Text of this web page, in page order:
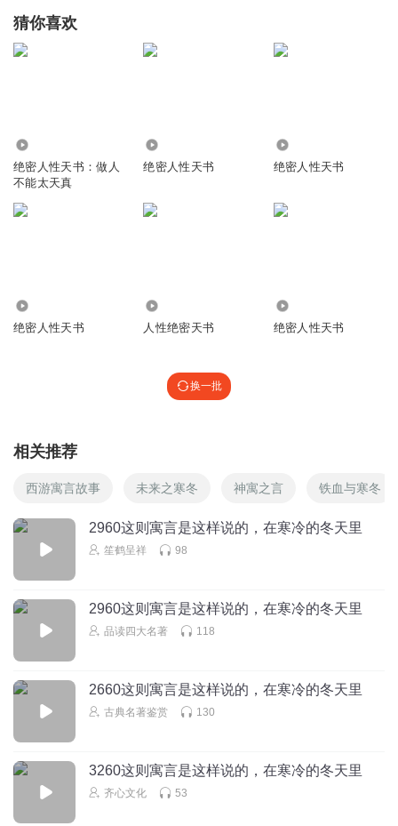
猜你喜欢
绝密人性天书：做人
不能太天真
绝密人性天书 绝密人性天书
绝密人性天书 人性绝密天书 绝密人性天书
换一批
相关推荐
西游寓言故事 未来之寒冬 神寓之言 铁血与寒冬
2960这则寓言是这样说的，在寒冷的冬天里
笙鹤呈祥 98
2960这则寓言是这样说的，在寒冷的冬天里
品读四大名著 118
2660这则寓言是这样说的，在寒冷的冬天里
古典名著鉴赏 130
3260这则寓言是这样说的，在寒冷的冬天里
齐心文化 53